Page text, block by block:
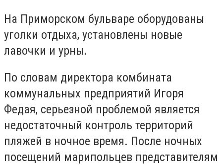
На Приморском бульваре оборудованы
уголки отдыха, установлены новые
лавочки и урны.
По словам директора комбината
коммунальных предприятий Игоря
Федая, серьезной проблемой является
недостаточный контроль территорий
пляжей в ночное время. После ночных
посещений марипольцев представителям